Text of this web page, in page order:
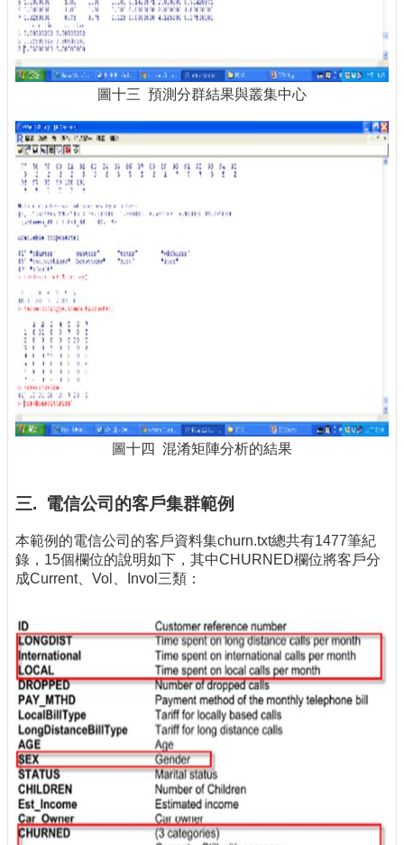
圖十三 預測分群結果與叢集中心
圖十四 混淆矩陣分析的結果
三. 電信公司的客戶集群範例
本範例的電信公司的客戶資料集churn.txt總共有1477筆紀
錄，15個欄位的說明如下，其中CHURNED欄位將客戶分
成Current、Vol、Invol三類：